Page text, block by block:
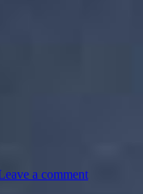
a comment